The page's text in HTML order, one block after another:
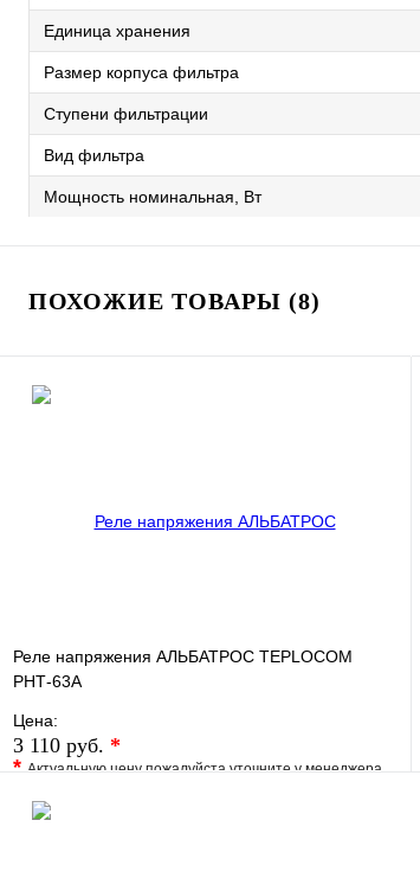
Единица хранения
Размер корпуса фильтра
Ступени фильтрации
Вид фильтра
Мощность номинальная, Вт
ПОХОЖИЕ ТОВАРЫ (8)
Реле напряжения АЛЬБАТРОС TEPLOCOM
РНТ-63А
Цена:
3 110 руб. *
*Актуальную цену пожалуйста уточните у менеджера
В избранное